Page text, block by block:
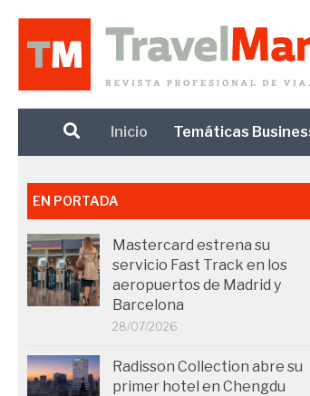
Debajo del contenido
Inicio Temáticas
EN PORTADA
Mastercard estrena su
servicio Fast Track en los
aeropuertos de Madrid y
Barcelona
28/07/2026
Radisson Collection abre su
primer hotel en Chengdu